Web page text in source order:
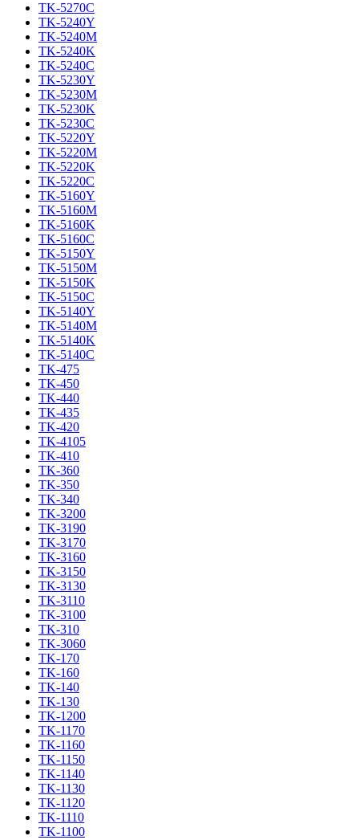
TK-5270C
TK-5240Y
TK-5240M
TK-5240K
TK-5240C
TK-5230Y
TK-5230M
TK-5230K
TK-5230C
TK-5220Y
TK-5220M
TK-5220K
TK-5220C
TK-5160Y
TK-5160M
TK-5160K
TK-5160C
TK-5150Y
TK-5150M
TK-5150K
TK-5150C
TK-5140Y
TK-5140M
TK-5140K
TK-5140C
TK-475
TK-450
TK-440
TK-435
TK-420
TK-4105
TK-410
TK-360
TK-350
TK-340
TK-3200
TK-3190
TK-3170
TK-3160
TK-3150
TK-3130
TK-3110
TK-3100
TK-310
TK-3060
TK-170
TK-160
TK-140
TK-130
TK-1200
TK-1170
TK-1160
TK-1150
TK-1140
TK-1130
TK-1120
TK-1110
TK-1100